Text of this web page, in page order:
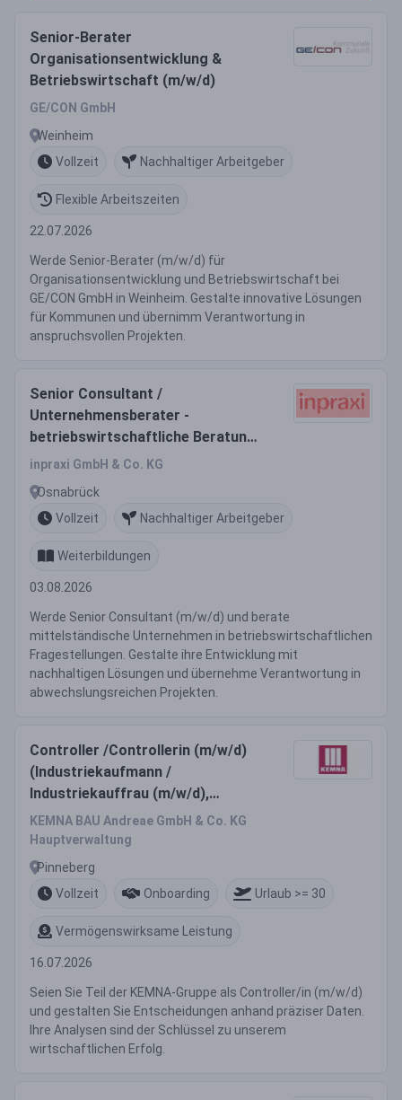
Senior-Berater
Organisationsentwicklung &
Betriebswirtschaft (m/w/d)
GE/CON GmbH
Weinheim
Vollzeit
Nachhaltiger Arbeitgeber
Flexible Arbeitszeiten
22.07.2026
Werde Senior-Berater (m/w/d) für
Organisationsentwicklung und Betriebswirtschaft bei
GE/CON GmbH in Weinheim. Gestalte innovative Lösungen
für Kommunen und übernimm Verantwortung in
anspruchsvollen Projekten.
Senior Consultant /
Unternehmensberater -
betriebswirtschaftliche Beratung
(m/w/d)
inpraxi GmbH & Co. KG
Osnabrück
Vollzeit
Nachhaltiger Arbeitgeber
Weiterbildungen
03.08.2026
Werde Senior Consultant (m/w/d) und berate
mittelständische Unternehmen in betriebswirtschaftlichen
Fragestellungen. Gestalte ihre Entwicklung mit
nachhaltigen Lösungen und übernehme Verantwortung in
abwechslungsreichen Projekten.
Controller /Controllerin (m/w/d)
(Industriekaufmann /
Industriekauffrau (m/w/d),
Betriebswirtschaft,
Wirtschaftsinformatik,
Wirtschaftsingenieurwesen)
KEMNA BAU Andreae GmbH & Co. KG
Hauptverwaltung
Pinneberg
Vollzeit
Onboarding Urlaub >= 30
Vermögenswirksame Leistung
16.07.2026
Seien Sie Teil der KEMNA-Gruppe als Controller/in (m/w/d)
und gestalten Sie Entscheidungen anhand präziser Daten.
Ihre Analysen sind der Schlüssel zu unserem
wirtschaftlichen Erfolg.